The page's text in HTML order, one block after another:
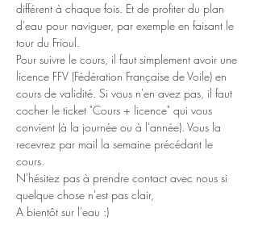
différent à chaque fois. Et de profiter du plan
d'eau pour naviguer, par exemple en faisant le
tour du Frioul.
Pour suivre le cours, il faut simplement avoir une
licence FFV (Fédération Française de Voile) en
cours de validité. Si vous n'en avez pas, il faut
cocher le ticket "Cours + licence" qui vous
convient (à la journée ou à l'année). Vous la
recevrez par mail la semaine précédant le
cours.
N'hésitez pas à prendre contact avec nous si
quelque chose n'est pas clair,
A bientôt sur l'eau :)